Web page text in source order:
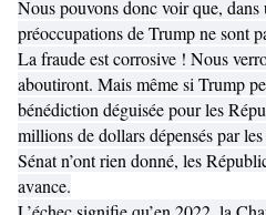
Nous pouvons donc voir que, dans
préoccupations de Trump ne sont
La fraude est corrosive ! Nous
aboutiront. Mais même si Trump
bénédiction déguisée pour les
millions de dollars dépensés par
Sénat n’ont rien donné, les
avance.